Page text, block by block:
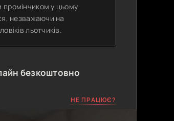
промінчиком у цьому
незважаючи на
льотчиків.
безкоштовно
НЕ ПРАЦЮЄ?